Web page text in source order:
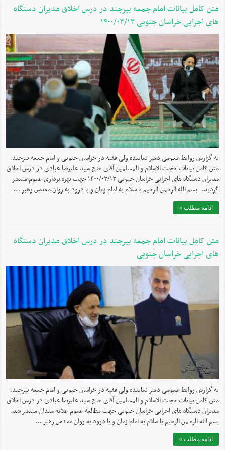
متن کامل بیانات امام جمعه بیرجند در درس اخلاق مدیران دستگاه
های اجرایی خراسان جنوبی ۱۴۰۰/۰۳/۱۳
به گزارش روابط عمومی دفتر نماینده ولی فقیه در خراسان جنوبی و امام جمعه بیرجند،
متن کامل بیانات حجت الاسلام و المسلمین آقای حاج سید علیرضا عبادی در درس اخلاق
مدیران دستگاه های اجرایی خراسان جنوبی ۱۴۰۰/۰۳/۱۳ جهت بهره برداری عموم منتشر
گردید. بسم الله الرحمن الرحیم با سلام به امام زمان و با درود به روان مقدس رهبر …
ادامه مطلب »
متن کامل بیانات امام جمعه بیرجند در درس اخلاق مدیران دستگاه
های اجرایی خراسان جنوبی
به گزارش روابط عمومی دفتر نماینده ولی فقیه در خراسان جنوبی و امام جمعه بیرجند،
متن کامل بیانات حجت الاسلام و المسلمین آقای حاج سید علیرضا عبادی در درس اخلاق
مدیران دستگاه های اجرایی خراسان جنوبی جهت مطالعه عموم علاقه مندان منتشر شد.
بسم الله الرحمن الرحیم با سلام به امام زمان و با درود به روان مقدس رهبر …
ادامه مطلب »